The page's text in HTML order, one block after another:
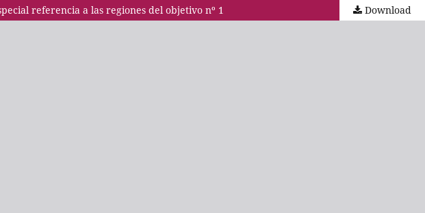
referencia a las regiones del objetivo nº 1 Download